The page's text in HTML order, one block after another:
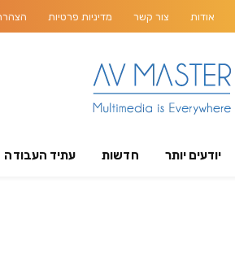
אודות צור קשר מדיניות פרטיות
יודעים יותר חדשות עתיד העבודה